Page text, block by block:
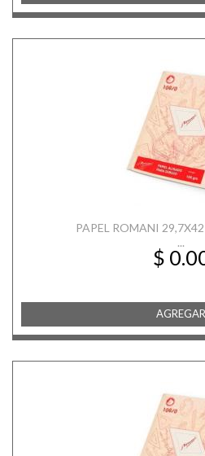
PAPEL ROMANI
...
$
AGREGAR